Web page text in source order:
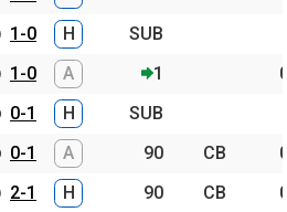
1-0 H
SUB
1-0 A 1
0-1 H
SUB
0-1 A 90 CB
2-1 H 90 CB